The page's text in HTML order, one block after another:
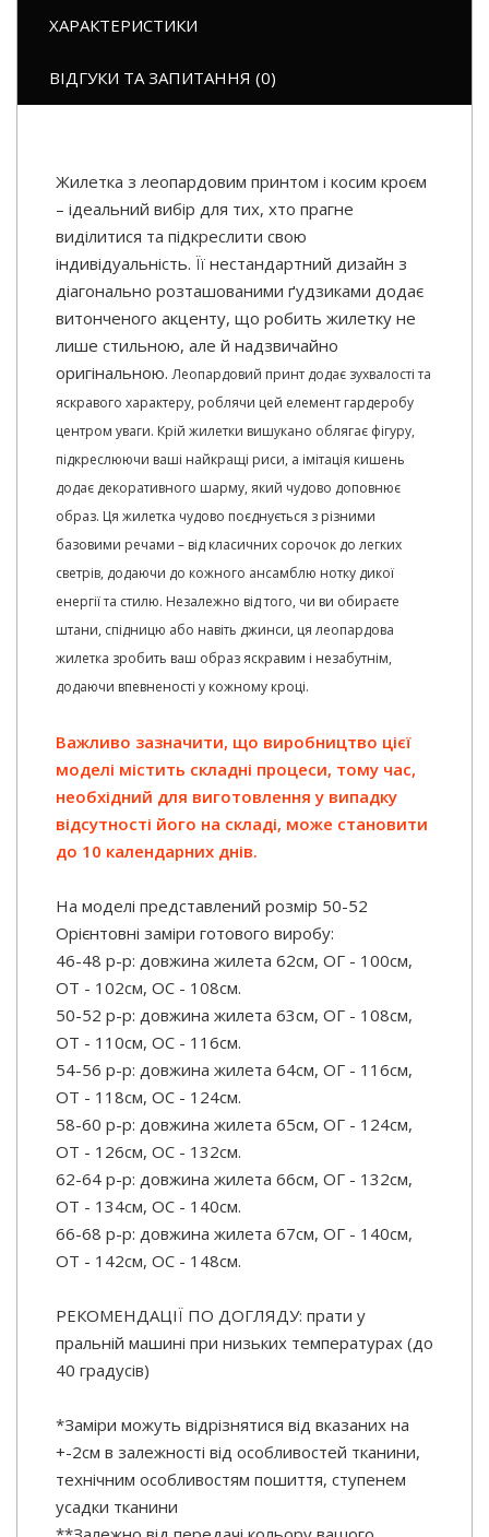
ХАРАКТЕРИСТИКИ
ВІДГУКИ ТА ЗАПИТАННЯ (0)
Жилетка з леопардовим принтом і косим кроєм
– ідеальний вибір для тих, хто прагне
виділитися та підкреслити свою
індивідуальність. Її нестандартний дизайн з
діагонально розташованими ґудзиками додає
витонченого акценту, що робить жилетку не
лише стильною, але й надзвичайно
оригінальною.Леопардовий принт додає зухвалості та
яскравого характеру, роблячи цей елемент гардеробу
центром уваги. Крій жилетки вишукано облягає фігуру,
підкреслюючи ваші найкращі риси, а імітація кишень
додає декоративного шарму, який чудово доповнює
образ. Ця жилетка чудово поєднується з різними
базовими речами – від класичних сорочок до легких
светрів, додаючи до кожного ансамблю нотку дикої
енергії та стилю. Незалежно від того, чи ви обираєте
штани, спідницю або навіть джинси, ця леопардова
жилетка зробить ваш образ яскравим і незабутнім,
додаючи впевненості у кожному кроці.
Важливо зазначити, що виробництво цієї
моделі містить складні процеси, тому час,
необхідний для виготовлення у випадку
відсутності його на складі, може становити
до 10 календарних днів.
На моделі представлений розмір 50-52
Орієнтовні заміри готового виробу:
46-48 р-р: довжина жилета 62см, ОГ - 100см,
ОТ - 102см, ОС - 108см.
50-52 р-р: довжина жилета 63см, ОГ - 108см,
ОТ - 110см, ОС - 116см.
54-56 р-р: довжина жилета 64см, ОГ - 116см,
ОТ - 118см, ОС - 124см.
58-60 р-р: довжина жилета 65см, ОГ - 124см,
ОТ - 126см, ОС - 132см.
62-64 р-р: довжина жилета 66см, ОГ - 132см,
ОТ - 134см, ОС - 140см.
66-68 р-р: довжина жилета 67см, ОГ - 140см,
ОТ - 142см, ОС - 148см.
РЕКОМЕНДАЦІЇ ПО ДОГЛЯДУ: прати у
пральній машині при низьких температурах (до
40 градусів)
*Заміри можуть відрізнятися від вказаних на
+-2см в залежності від особливостей тканини,
технічним особливостям пошиття, ступенем
усадки тканини